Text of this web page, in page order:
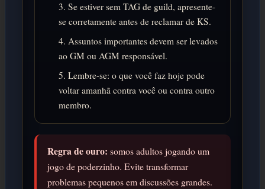
Se estiver sem TAG de guild, apresente-
se corretamente antes de reclamar de KS.
Assuntos importantes devem ser levados
ao GM ou AGM responsável.
Lembre-se: o que você faz hoje pode
voltar amanhã contra você ou contra outro
membro.
Regra de ouro: somos adultos jogando um
jogo de poderzinho. Evite transformar
problemas pequenos em discussões grandes.